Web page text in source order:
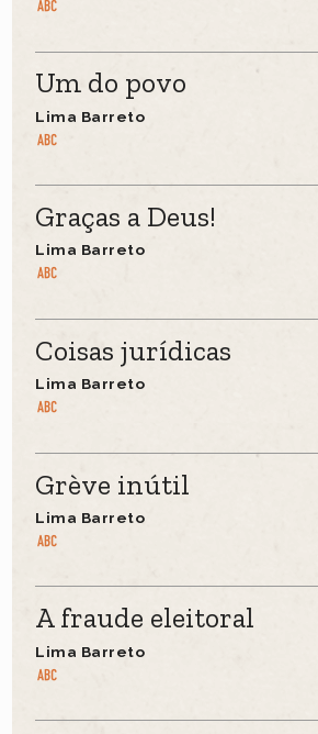
Um do povo
Lima Barreto
Graças a Deus!
Lima Barreto
Coisas jurídicas
Lima Barreto
Grève inútil
Lima Barreto
A fraude eleitoral
Lima Barreto